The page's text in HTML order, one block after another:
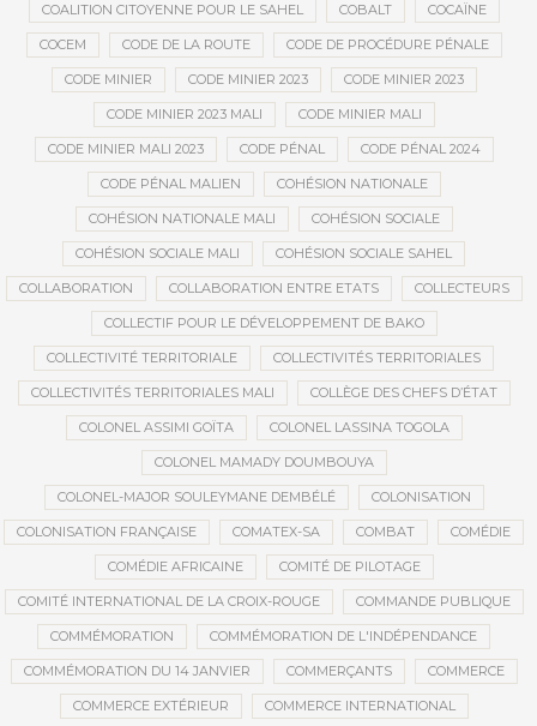
COALITION CITOYENNE POUR LE SAHEL COBALT COCAÏNE
COCEM CODE DE LA ROUTE CODE DE PROCÉDURE PÉNALE
CODE MINIER CODE MINIER 2023 CODE MINIER 2023
CODE MINIER 2023 MALI CODE MINIER MALI
CODE MINIER MALI 2023 CODE PÉNAL CODE PÉNAL 2024
CODE PÉNAL MALIEN COHÉSION NATIONALE
COHÉSION NATIONALE MALI COHÉSION SOCIALE
COHÉSION SOCIALE MALI COHÉSION SOCIALE SAHEL
COLLABORATION COLLABORATION ENTRE ETATS COLLECTEURS
COLLECTIF POUR LE DÉVELOPPEMENT DE BAKO
COLLECTIVITÉ TERRITORIALE COLLECTIVITÉS TERRITORIALES
COLLECTIVITÉS TERRITORIALES MALI COLLÈGE DES CHEFS D’ÉTAT
COLONEL ASSIMI GOÏTA COLONEL LASSINA TOGOLA
COLONEL MAMADY DOUMBOUYA
COLONEL-MAJOR SOULEYMANE DEMBÉLÉ COLONISATION
COLONISATION FRANÇAISE COMATEX-SA COMBAT COMÉDIE
COMÉDIE AFRICAINE COMITÉ DE PILOTAGE
COMITÉ INTERNATIONAL DE LA CROIX-ROUGE COMMANDE PUBLIQUE
COMMÉMORATION COMMÉMORATION DE L'INDÉPENDANCE
COMMÉMORATION DU 14 JANVIER COMMERÇANTS COMMERCE
COMMERCE EXTÉRIEUR COMMERCE INTERNATIONAL